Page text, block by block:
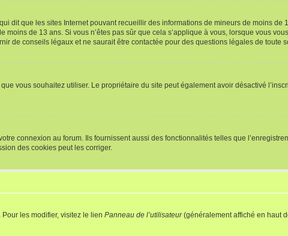
dit que les sites Internet pouvant recueillir des informations de mineurs de moins de
de 13 ans. Si vous n’êtes pas sûr que cela s’applique à vous, lorsque vous
de conseils légaux et ne saurait être contactée pour des questions légales de toute
vous souhaitez utiliser. Le propriétaire du site peut également avoir désactivé
connexion au forum. Ils fournissent aussi des fonctionnalités telles que
des cookies peut les corriger.
les modifier, visitez le lien Panneau de l’utilisateur(généralement affiché en haut